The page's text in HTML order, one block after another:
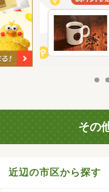
その
近辺の市区から探す